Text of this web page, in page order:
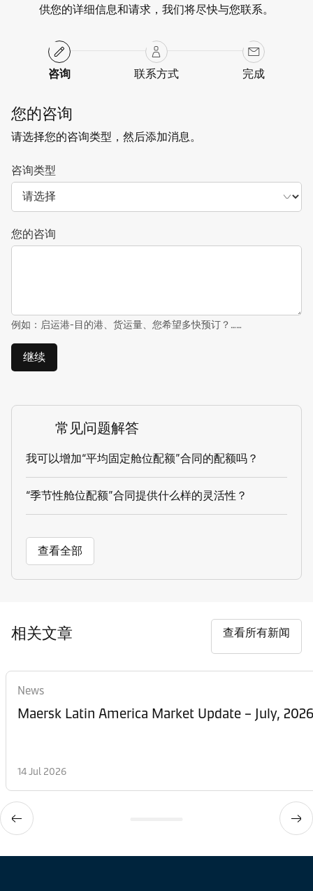
供您的详细信息和请求，我们将尽快与您联系。
咨询 联系方式 完成
您的咨询
请选择您的咨询类型，然后添加消息。
咨询类型
您的咨询
例如：启运港-目的港、货运量、您希望多快预订？……
继续
常见问题解答
我可以增加“平均固定舱位配额”合同的配额吗？
“季节性舱位配额”合同提供什么样的灵活性？
查看全部
相关文章 查看所有新闻
News
Maersk Latin America Market Update – July, 2026
14 Jul 2026